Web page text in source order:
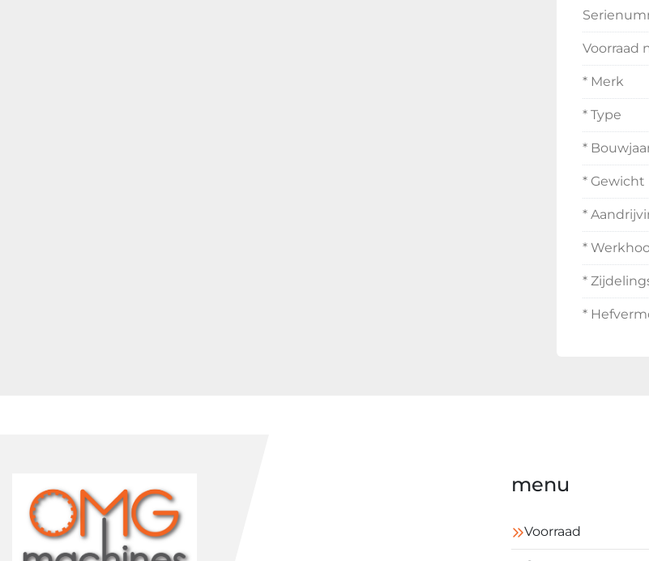
Voorraad
* Merk
* Type
*
* Gewicht
*
*
*
*
menu
Voorraad